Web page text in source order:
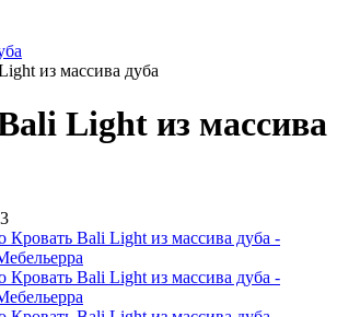
из массива дуба
Light из массива